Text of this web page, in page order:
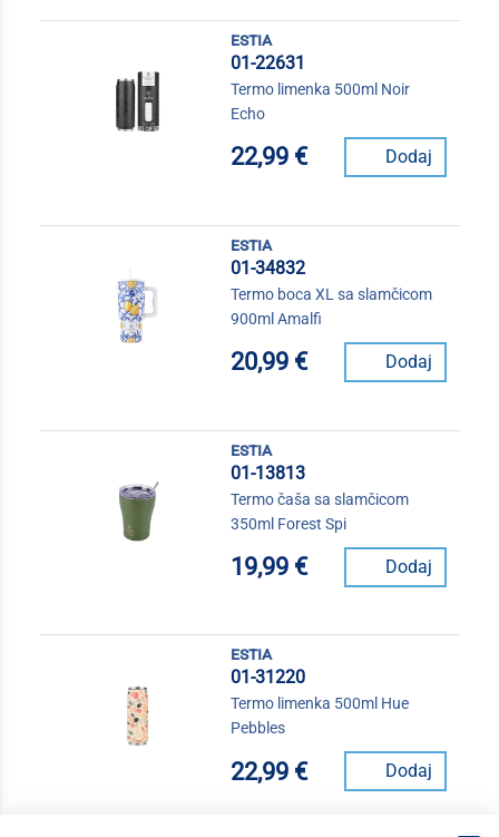
estia
01-22631
Termo limenka 500ml Noir
Echo
22,99 € Dodaj
estia
01-34832
Termo boca XL sa slamčicom
900ml Amalfi
20,99 € Dodaj
estia
01-13813
Termo čaša sa slamčicom
350ml Forest Spi
19,99 € Dodaj
estia
01-31220
Termo limenka 500ml Hue
Pebbles
22,99 € Dodaj